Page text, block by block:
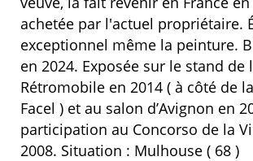
achetée par l'actuel propriétaire.
exceptionnel même la peinture.
en 2024. Exposée sur le stand de
Rétromobile en 2014 ( à côté de
Facel ) et au salon d’Avignon en
participation au Concorso de la
2008. Situation : Mulhouse ( 68 )